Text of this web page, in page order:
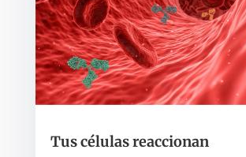
Tus células reaccionan